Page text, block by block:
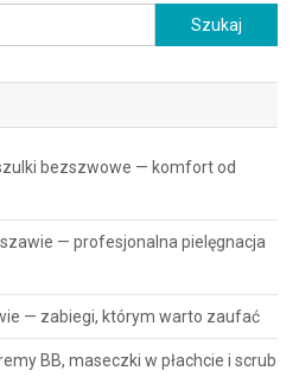
Szukaj:
bezszwowe — komfort od
— profesjonalna pielęgnacja
— zabiegi, którym warto zaufać
BB, maseczki w płachcie i scrub